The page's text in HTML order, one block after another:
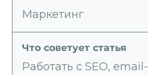
Маркетинг
Работать с SEO, email-